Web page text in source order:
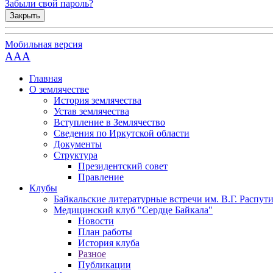
Забыли свой пароль?
Закрыть
Мобильная версия
AAA
Главная
О землячестве
История землячества
Устав землячества
Вступление в Землячество
Сведения по Иркутской области
Документы
Структура
Президентский совет
Правление
Клубы
Байкальские литературные встречи им. В.Г.
Медицинский клуб "Сердце Байкала"
Новости
План работы
История клуба
Разное
Публикации